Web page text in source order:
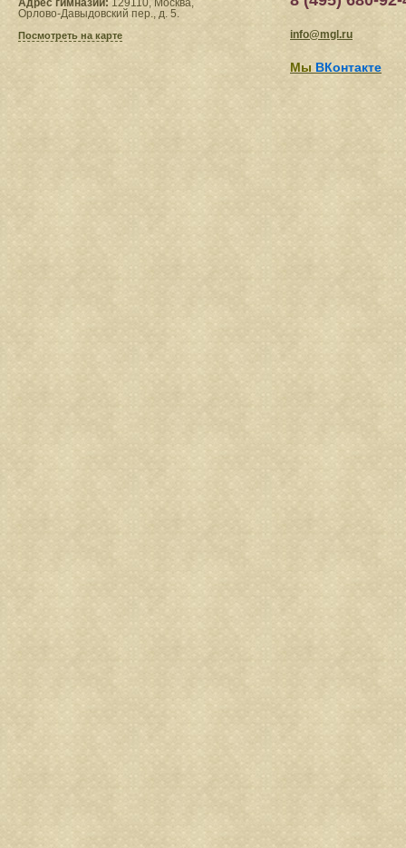
Адрес гимназии: 129110, Москва,
Орлово-Давыдовский пер., д. 5.
Посмотреть на карте info@mgl.ru
Мы ВКонтакте